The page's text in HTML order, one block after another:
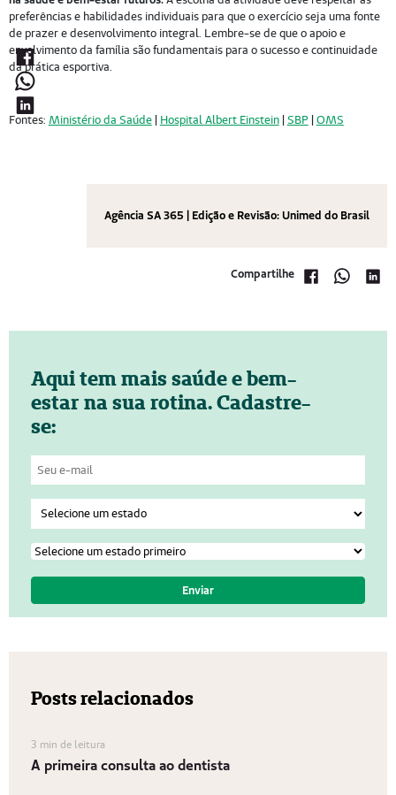
preferências e habilidades individuais para que o exercício seja uma fonte
de prazer e desenvolvimento integral. Lembre-se de que o apoio e
envolvimento da família são fundamentais para o sucesso e continuidade
da prática esportiva.
Fontes: Ministério da Saúde| Hospital Albert Einstein|SBP|OMS
Agência SA 365 | Edição e Revisão: Unimed do Brasil
Compartilhe
Aqui tem mais saúde e bem-
estar na sua rotina. Cadastre-
se:
Posts relacionados
3 min de leitura
A primeira consulta ao dentista